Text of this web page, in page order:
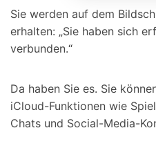
Sie werden auf dem
erhalten: „Sie haben sich
verbunden.“
Da haben Sie es. Sie
iCloud-Funktionen wie
Chats und Social-Media-